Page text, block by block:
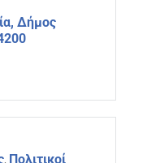
Δήμος
, Πολιτικοί